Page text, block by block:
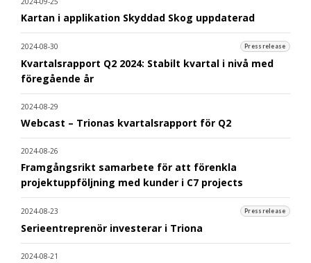
Kartan i applikation Skyddad Skog uppdaterad
2024-08-30 Pressrelease
Kvartalsrapport Q2 2024: Stabilt kvartal i nivå med
föregående år
2024-08-29
Webcast – Trionas kvartalsrapport för Q2
2024-08-26
Framgångsrikt samarbete för att förenkla
projektuppföljning med kunder i C7 projects
2024-08-23 Pressrelease
Serieentreprenör investerar i Triona
2024-08-21